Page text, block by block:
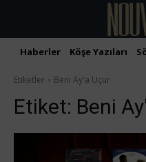
Haberler Köşe Yazıları
Etiketler Beni Ay'a Uçur
Etiket: Beni